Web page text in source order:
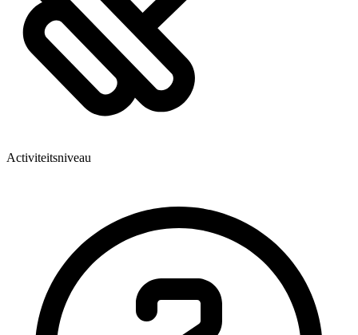
Activiteitsniveau